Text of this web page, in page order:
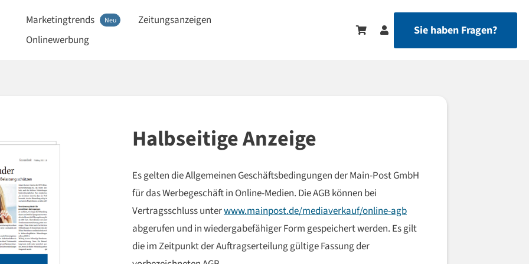
Marketingtrends Neu
Zeitungsanzeigen
Onlinewerbung
Sie haben Fragen?
Halbseitige Anzeige
Es gelten die Allgemeinen Geschäftsbedingungen der Main-Post GmbH
für das Werbegeschäft in Online-Medien. Die AGB können bei
Vertragsschluss unterwww.mainpost.de/mediaverkauf/online-agb
abgerufen und in wiedergabefähiger Form gespeichert werden. Es gilt
die im Zeitpunkt der Auftragserteilung gültige Fassung der